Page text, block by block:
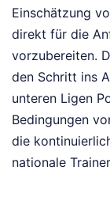
Einschätzung
direkt für die
vorzubereiten.
den Schritt ins
unteren Ligen
Bedingungen
die
nationale